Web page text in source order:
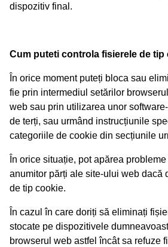
dispozitiv final.
Cum puteti controla fisierele de tip
În orice moment puteți bloca sau
fie prin intermediul setărilor
web sau prin utilizarea unor
de terți, sau urmând instrucțiunile
categoriile de cookie din secțiunile
În orice situație, pot apărea
anumitor părți ale site-ului web dacă
de tip cookie.
În cazul în care doriți să eliminați
stocate pe dispozitivele
browserul web astfel încât sa refuze